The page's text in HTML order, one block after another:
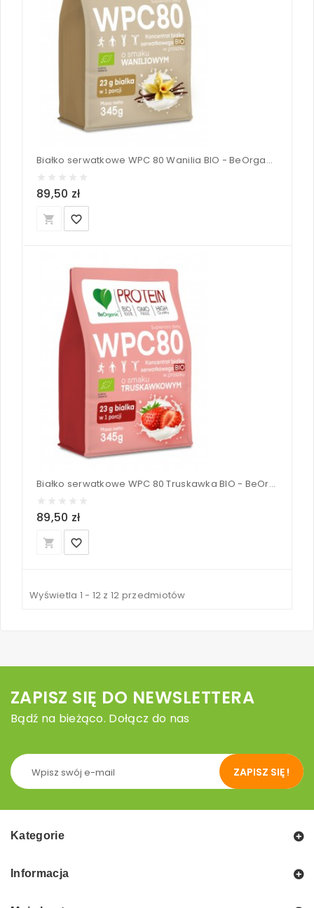
Białko serwatkowe WPC 80 Wanilia BIO - BeOrganic 345 g
89,50 zł
local_grocery_store favorite_border
Białko serwatkowe WPC 80 Truskawka BIO - BeOrganic 345 g
89,50 zł
local_grocery_store favorite_border
Wyświetla 1 - 12 z 12 przedmiotów
ZAPISZ SIĘ DO NEWSLETTERA
Bądź na bieżąco. Dołącz do nas
ZAPISZ SIĘ !
Kategorie
Informacja